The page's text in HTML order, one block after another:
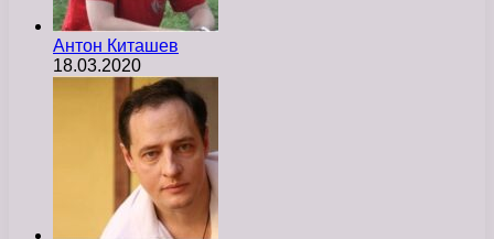
Антон Киташев
18.03.2020